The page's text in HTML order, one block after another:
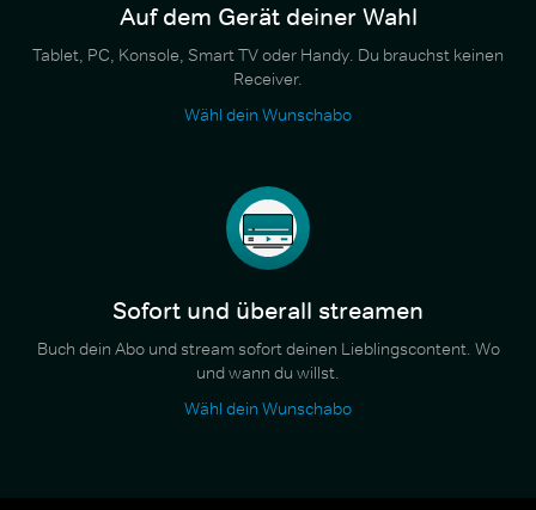
Auf dem Gerät deiner Wahl
Tablet, PC, Konsole, Smart TV oder Handy. Du brauchst keinen
Receiver.
Wähl dein Wunschabo
Sofort und überall streamen
Buch dein Abo und stream sofort deinen Lieblingscontent. Wo
und wann du willst.
Wähl dein Wunschabo